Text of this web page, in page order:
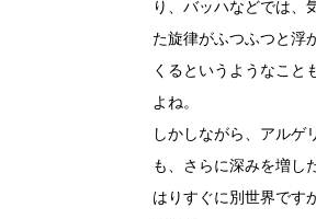
り、バッハなどでは、
た旋律がふつふつと浮
くるというようなこと
よね。
しかしながら、アルゲ
も、さらに深みを増し
はりすぐに別世界です